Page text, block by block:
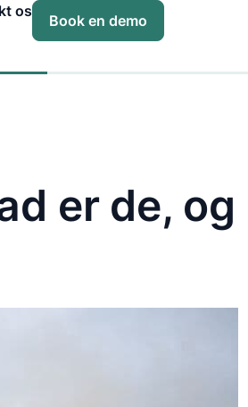
os
Book en demo
er de, og